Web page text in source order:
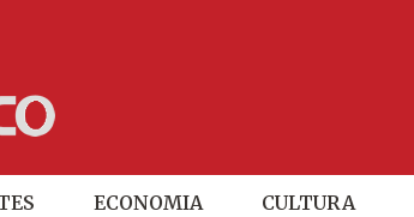
ECONOMIA CULTURA